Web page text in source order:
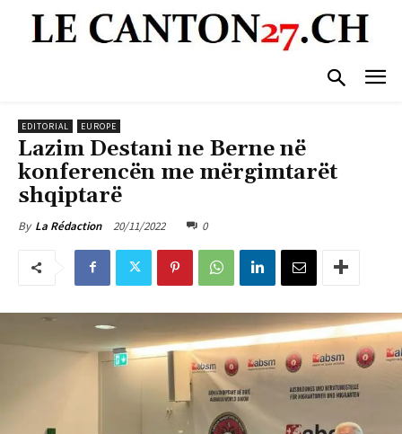
EDITORIAL EUROPE
Lazim Destani ne Berne në
konferencën me mërgimtarët
shqiptarë
By La Rédaction 20/11/2022 0